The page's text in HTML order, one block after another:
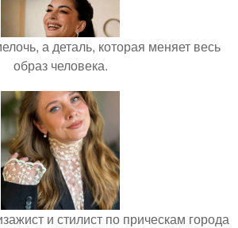
а деталь, которая меняет весь
образ человека.
и стилист по прическам города